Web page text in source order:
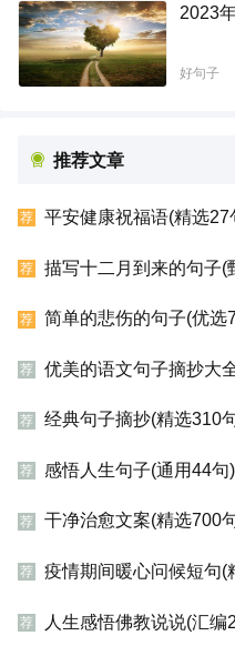
2023
好句子
推荐文章
荐 平安健康祝福语(精选27
荐 描写十二月到来的句子(
荐 简单的悲伤的句子(优选
荐 优美的语文句子摘抄大
荐 经典句子摘抄(精选310
荐 感悟人生句子(通用44句)
荐 干净治愈文案(精选700
荐 疫情期间暖心问候短句(
荐 人生感悟佛教说说(汇编